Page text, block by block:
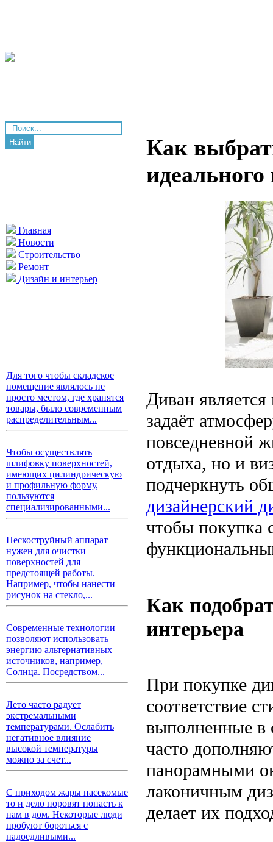
Найти
Главная
Новости
Строительство
Ремонт
Дизайн и интерьер
Для того чтобы складское
помещение являлось не
просто местом, где хранятся
товары, было современным
распределительным...
Чтобы осуществлять
шлифовку поверхностей,
имеющих цилиндрическую
и профильную форму,
пользуются
специализированными...
Пескоструйный аппарат
нужен для очистки
поверхностей для
предстоящей работы.
Например, чтобы нанести
рисунок на стекло,...
Современные технологии
позволяют использовать
энергию альтернативных
источников, например,
Солнца. Посредством...
Лето часто радует
экстремальными
температурами. Ослабить
негативное влияние
высокой температуры
можно за счет...
С приходом жары насекомые
то и дело норовят попасть к
нам в дом. Некоторые люди
пробуют бороться с
надоедливыми...
Как
Диван
задаёт
повседневной
отдыха, но и
подчеркнуть
дизайнерский
чтобы покупка
Как
интерьера
При покупке
соответствие
выполненные в
часто
панорамными
лаконичным
делает их